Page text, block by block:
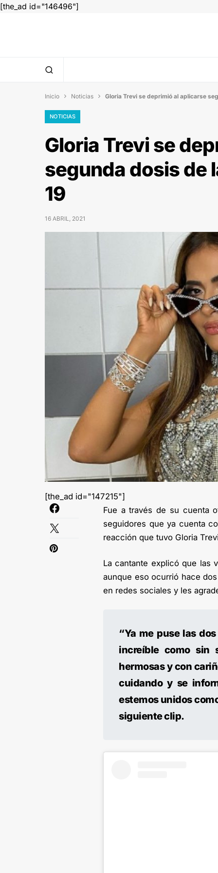
[the_ad id="146496"]
Inicio  Noticias  Gloria Trevi se deprimió al aplicarse
NOTICIAS
Gloria Trevi se
segunda dosis de
19
16 ABRIL, 2021
[the_ad id="147215"]
Fue a través de su cuenta
seguidores que ya cuenta
reacción que tuvo Gloria
La cantante explicó que las
aunque eso ocurrió hace
en redes sociales y les
“Ya me puse las
increíble como sin
hermosas y con
cuidando y se
estemos unidos
siguiente clip.